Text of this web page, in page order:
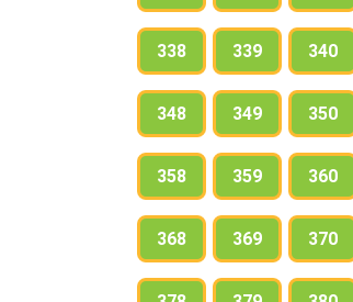
338 339 340
348 349 350
358 359 360
368 369 370